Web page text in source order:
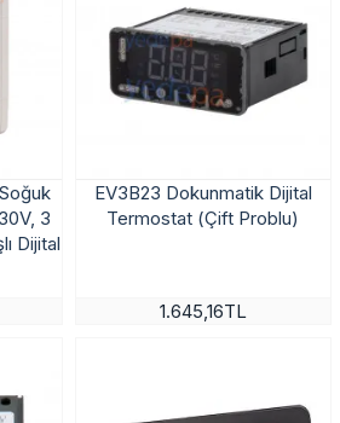
3
Dijital
EV3B23 Dokunmatik Dijital
Termostat (Çift Problu)
1.645,16TL